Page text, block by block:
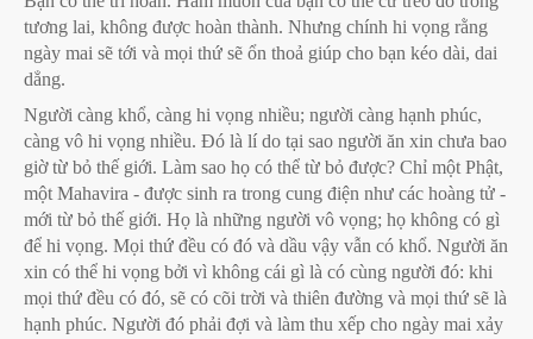
tương lai, không được hoàn thành. Nhưng chính hi vọng rằng
ngày mai sẽ tới và mọi thứ sẽ ổn thoả giúp cho bạn kéo dài, dai
dẳng.
Người càng khổ, càng hi vọng nhiều; người càng hạnh phúc,
càng vô hi vọng nhiều. Đó là lí do tại sao người ăn xin chưa bao
giờ từ bỏ thế giới. Làm sao họ có thể từ bỏ được? Chỉ một Phật,
một Mahavira - được sinh ra trong cung điện như các hoàng tử -
mới từ bỏ thế giới. Họ là những người vô vọng; họ không có gì
để hi vọng. Mọi thứ đều có đó và dầu vậy vẫn có khổ. Người ăn
xin có thể hi vọng bởi vì không cái gì là có cùng người đó: khi
mọi thứ đều có đó, sẽ có cõi trời và thiên đường và mọi thứ sẽ là
hạnh phúc. Người đó phải đợi và làm thu xếp cho ngày mai xảy